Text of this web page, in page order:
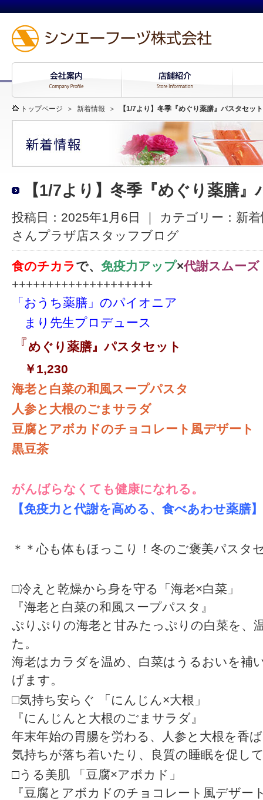
トップページ ＞ 新着情報 ＞ 【1/7より】冬季『めぐり薬膳』パスタセット
【1/7より】冬季『めぐり薬膳
投稿日：2025年1月6日 ｜ カテゴリー： 新
さんプラザ店スタッフブログ
食のチカラで、 免疫力アップ×代謝スムーズ
++++++++++++++++++++
「おうち薬膳」のパイオニア
まり先生プロデュース
『めぐり薬膳』パスタセット
￥1,230
海老と白菜の和風スープパスタ
人参と大根のごまサラダ
豆腐とアボカドのチョコレート風デザート
黒豆茶
がんばらなくても健康になれる。
【免疫力と代謝を高める、食べあわせ薬膳】
＊＊心も体もほっこり！冬のご褒美パスタ
□冷えと乾燥から身を守る「海老×白菜」
『海老と白菜の和風スープパスタ』
ぷりぷりの海老と甘みたっぷりの白菜を、
た。
海老はカラダを温め、白菜はうるおいを補
げます。
□気持ち安らぐ 「にんじん×大根」
『にんじんと大根のごまサラダ』
年末年始の胃腸を労わる、人参と大根を香
気持ちが落ち着いたり、良質の睡眠を促し
□うる美肌 「豆腐×アボカド」
『豆腐とアボカドのチョコレート風デザー